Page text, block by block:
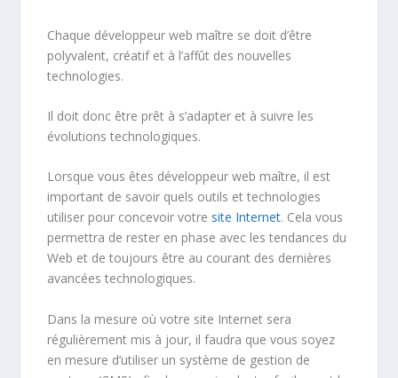
Chaque développeur web maître se doit d’être
polyvalent, créatif et à l’affût des nouvelles
technologies.
Il doit donc être prêt à s’adapter et à suivre les
évolutions technologiques.
Lorsque vous êtes développeur web maître, il est
important de savoir quels outils et technologies
utiliser pour concevoir votre site Internet. Cela vous
permettra de rester en phase avec les tendances du
Web et de toujours être au courant des dernières
avancées technologiques.
Dans la mesure où votre site Internet sera
régulièrement mis à jour, il faudra que vous soyez
en mesure d’utiliser un système de gestion de